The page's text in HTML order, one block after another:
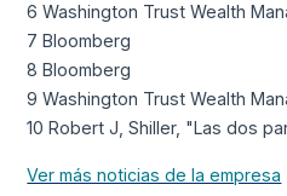
6 Washington Trust Wealth
7 Bloomberg
8 Bloomberg
9 Washington Trust Wealth
10 Robert J, Shiller, "Las dos
Ver más noticias de la empresa